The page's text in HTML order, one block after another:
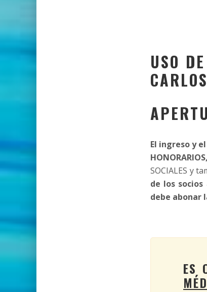
USO
El ingreso y
SOCIALES y
de los
debe abonar
ES